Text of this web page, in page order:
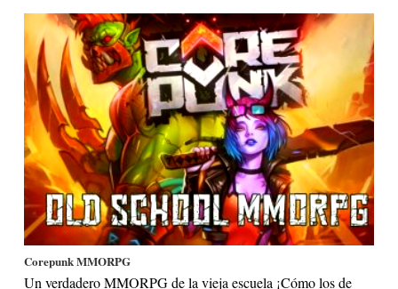
Corepunk MMORPG
Un verdadero MMORPG de la vieja escuela ¡Cómo los de